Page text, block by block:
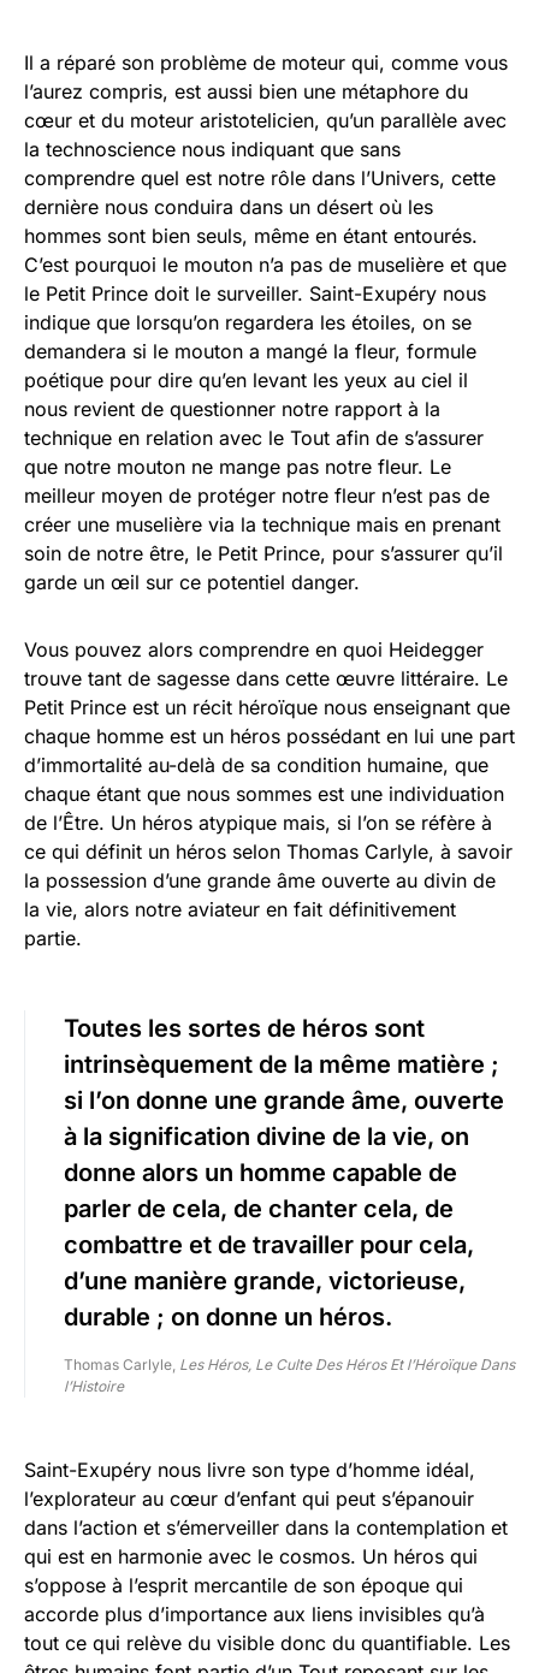
Il a réparé son problème de moteur qui, comme vous
l’aurez compris, est aussi bien une métaphore du
cœur et du moteur aristotelicien, qu’un parallèle avec
la technoscience nous indiquant que sans
comprendre quel est notre rôle dans l’Univers, cette
dernière nous conduira dans un désert où les
hommes sont bien seuls, même en étant entourés.
C’est pourquoi le mouton n’a pas de muselière et que
le Petit Prince doit le surveiller. Saint-Exupéry nous
indique que lorsqu’on regardera les étoiles, on se
demandera si le mouton a mangé la fleur, formule
poétique pour dire qu’en levant les yeux au ciel il
nous revient de questionner notre rapport à la
technique en relation avec le Tout afin de s’assurer
que notre mouton ne mange pas notre fleur. Le
meilleur moyen de protéger notre fleur n’est pas de
créer une muselière via la technique mais en prenant
soin de notre être, le Petit Prince, pour s’assurer qu’il
garde un œil sur ce potentiel danger.
Vous pouvez alors comprendre en quoi Heidegger
trouve tant de sagesse dans cette œuvre littéraire. Le
Petit Prince est un récit héroïque nous enseignant que
chaque homme est un héros possédant en lui une part
d’immortalité au-delà de sa condition humaine, que
chaque étant que nous sommes est une individuation
de l’Être. Un héros atypique mais, si l’on se réfère à
ce qui définit un héros selon Thomas Carlyle, à savoir
la possession d’une grande âme ouverte au divin de
la vie, alors notre aviateur en fait définitivement
partie.
Toutes les sortes de héros sont
intrinsèquement de la même matière ;
si l’on donne une grande âme, ouverte
à la signification divine de la vie, on
donne alors un homme capable de
parler de cela, de chanter cela, de
combattre et de travailler pour cela,
d’une manière grande, victorieuse,
durable ; on donne un héros.
Thomas Carlyle, Les Héros, Le Culte Des Héros Et l’Héroïque Dans
l’Histoire
Saint-Exupéry nous livre son type d’homme idéal,
l’explorateur au cœur d’enfant qui peut s’épanouir
dans l’action et s’émerveiller dans la contemplation et
qui est en harmonie avec le cosmos. Un héros qui
s’oppose à l’esprit mercantile de son époque qui
accorde plus d’importance aux liens invisibles qu’à
tout ce qui relève du visible donc du quantifiable. Les